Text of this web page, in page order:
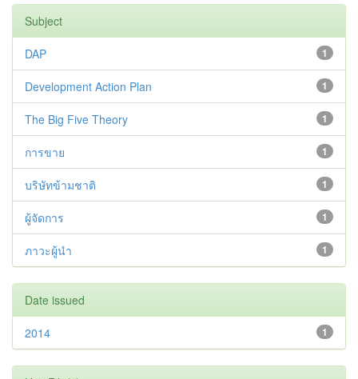
Subject
1
DAP
1
Development Action Plan
1
The Big Five Theory
1
การขาย
1
บริษัทข้ามชาติ
1
ผู้จัดการ
1
ภาวะผู้นำ
Date issued
1
2014